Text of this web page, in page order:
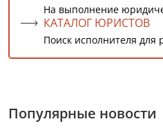
На выполнение
КАТАЛОГ ЮРИСТОВ
Поиск исполнителя
Популярные новости